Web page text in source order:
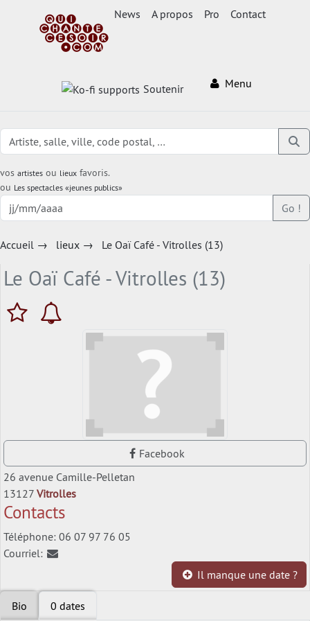
News A propos Pro Contact
Soutenir Menu
vos artistes ou lieux favoris.
ou Les spectacles «jeunes publics»
Go !
Accueil → lieux → Le Oaï Café - Vitrolles (13)
Le Oaï Café - Vitrolles (13)
Facebook
26 avenue Camille-Pelletan
13127 Vitrolles
Contacts
Téléphone: 06 07 97 76 05
Courriel:
Il manque une date ?
Bio 0 dates